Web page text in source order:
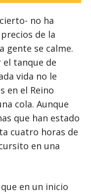
no ha
de la
gente se calme.
el tanque de
vida no le
en el Reino
cola. Aunque
que han estado
cuatro horas de
en una
en un inicio